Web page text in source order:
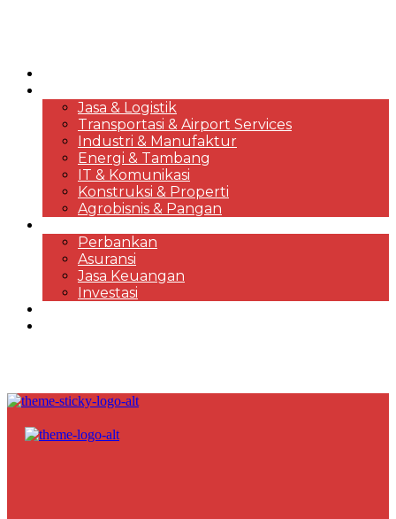
Jasa & Logistik
Transportasi & Airport Services
Industri & Manufaktur
Energi & Tambang
IT & Komunikasi
Konstruksi & Properti
Agrobisnis & Pangan
Perbankan
Asuransi
Jasa Keuangan
Investasi